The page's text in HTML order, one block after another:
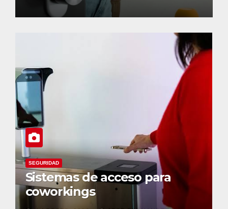
SEGURIDAD
Sistemas de acceso para
coworkings